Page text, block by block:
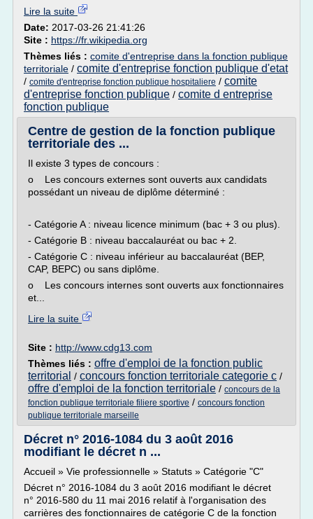
Lire la suite
Date: 2017-03-26 21:41:26
Site : https://fr.wikipedia.org
Thèmes liés : comite d'entreprise dans la fonction publique
territoriale / comite d'entreprise fonction publique d'etat
/ comite d'entreprise fonction publique hospitaliere / comite
d'entreprise fonction publique / comite d entreprise
fonction publique
Centre de gestion de la fonction publique
territoriale des ...
Il existe 3 types de concours :
o Les concours externes sont ouverts aux candidats
possédant un niveau de diplôme déterminé :
- Catégorie A : niveau licence minimum (bac + 3 ou plus).
- Catégorie B : niveau baccalauréat ou bac + 2.
- Catégorie C : niveau inférieur au baccalauréat (BEP,
CAP, BEPC) ou sans diplôme.
o Les concours internes sont ouverts aux fonctionnaires
et...
Lire la suite
Site : http://www.cdg13.com
Thèmes liés : offre d'emploi de la fonction public
territorial / concours fonction territoriale categorie c /
offre d'emploi de la fonction territoriale / concours de la
fonction publique territoriale filiere sportive / concours fonction
publique territoriale marseille
Décret n° 2016-1084 du 3 août 2016
modifiant le décret n ...
Accueil » Vie professionnelle » Statuts » Catégorie "C"
Décret n° 2016-1084 du 3 août 2016 modifiant le décret
n° 2016-580 du 11 mai 2016 relatif à l'organisation des
carrières des fonctionnaires de catégorie C de la fonction